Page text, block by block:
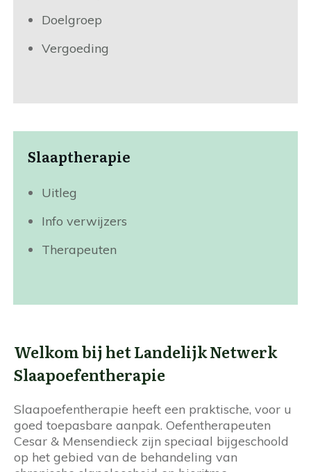
Doelgroep
Vergoeding
Slaaptherapie
Uitleg
Info verwijzers
Therapeuten
Welkom bij het Landelijk Netwerk
Slaapoefentherapie
Slaapoefentherapie heeft een praktische, voor u
goed toepasbare aanpak. Oefentherapeuten
Cesar & Mensendieck zijn speciaal bijgeschoold
op het gebied van de behandeling van